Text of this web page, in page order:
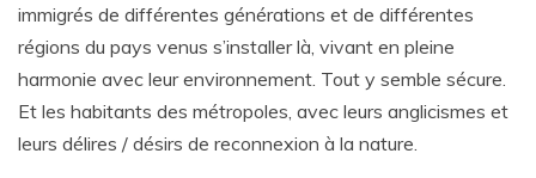
immigrés de différentes générations et de différentes
régions du pays venus s’installer là, vivant en pleine
harmonie avec leur environnement. Tout y semble sécure.
Et les habitants des métropoles, avec leurs anglicismes et
leurs délires / désirs de reconnexion à la nature.